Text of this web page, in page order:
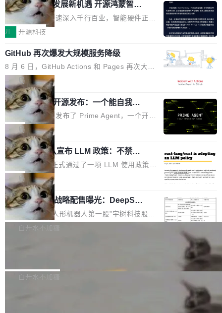
或造假。问题是，作为读者，如果你筛选出那些
看起来最令人兴奋的论文，那它们大部分都是过
度宣传的。」 这才是真正的痛点。不是所有论文
都有问题，是最吸引眼球的那批论文最有问题。
他引用的帖子来自 Mathew Shen，一位 ICLR 2
026 的读者：「看了篇 ...
的早期工程师之一，在 Grok 训练基础设施团队
工作过。近日他在 X 上发了一条帖子，列出了他
认为现代 AI 领域最重要的三个开源项目。 第一
个名字毫无悬念：Flash Attention 2。 Hieu 的
理由很具体。FA 系列不需要解释，但 FA2 是他
认为最重要的一个——复杂度恰到好处，刚好能
驱动你去学 CuTe，但还没被那些"邪恶的" Hopp
er++ 优化所淹没，足够容易修改和适配。 更关
键的是 FA2 的持久性...
共商智能硬件发展新机遇 开源鸿蒙智能
硬件开发者日杭州站即将举行
随着万物智联加速深入千行百业，智能硬件正从
单点设备迈向智能化、网联化、协同化发展。作
鸿蒙通过统一技术底座和分布式能力，为不同类
型智能设备的开发、连接与互联提供关键支撑，
也为产业链企业探索产品创新与商业增长打开新
的空间。 8月14日，开源鸿蒙智能硬件开发者日
（OHDD：OpenHarmony Hardware Develope
r Day）将在杭州启航。活动面向智能硬件产业
链企业和开发者，邀请行业专家与资深技术顾
问，围绕开源鸿蒙技术能力、设备适配、芯片适
配、功耗与稳定性调优、兼容性测评及统一互联
等内容展开系统讲解和实战交流，帮助企业进一
步了解开源鸿蒙在智能...
开 开源科技
GitHub 再次爆发大规模服务降级
8 月 6 日，GitHub Actions 和 Pages 再次大规
模服务降级，Actions 完全不可用超过 5 小时，
webhook 停发，连自托管 runner 也因调度层故
障无法工作。Pages、Copilot code review、C
opilot coding agent 全部受影响。从检测到完全
恢复，大约 12 小时。 这是 2026 年 8 月的第六
起事故，其中四起与 AI/Copilot 服务相关。 Git
Hub 员工 kdaigle 在 HN 讨论中贴出了一组数
据：2025 年全年 10 亿次 commit。现在，每周
2.75 亿次，全年预计 140 亿次。GitHub...
局
Prime Agent 开源发布：一个能自我改
进的编程 Agent，ARC-AGI 3 超越人类
专家基线
Prime Intellect 发布了 Prime Agent，一个开源
的编程 Agent Harness，核心设计围绕两个抽
象：Recursive Language Model（RLM）和 C
ontinual Harness。在 ARC-AGI 3 基准测试
上，Prime Agent + Opus 5 的组合达到了 95.
5% RHAE Best@1，超过了 ARC 报告的人类专
家基线 95.4%。 不是又一个 coding agent 包装
器 Prime Agent 的架构和市面上大多数 coding
agent 有本质区别。大多数 agent harness 的设
计是基于早期模型的能力—...
局
Rust 项目团队宣布 LLM 政策：不禁
止，但你要承认哪些代码不是你写的
Rust 语言项目正式通过了一项 LLM 使用政策，
覆盖 rust-lang/rust 单一仓库的代码贡献。这不
是项目级别的官方立场，目前由五个团队采纳，
但它可能是主流开源项目中关于 AI 辅助贡献最
细致的一份规则。 政策的核心只有一句话：LLM
可以用来分析、提炼、审阅、建议，但不能用来
不得生成涉及安全性的关键变更，除非作者本身
局
宇树科技 IPO 战略配售曝光：DeepSe
ek 获配 93.3 万股，锁定 36 个月
8月6日晚间，“人形机器人第一股”宇树科技股份
有限公司披露IPO发行价格及战略配售结果，杭
36个月。 公告显示，本次宇树科技战略配售对
白开水不加糖
Bug fixes and enhancements 修复多次传递同
白开水不加糖